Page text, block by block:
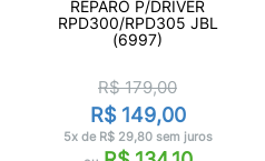
REPARO P/DRIVER
RPD300/RPD305 JBL
(6997)
R$ 179,00
R$ 149,00
5x de R$ 29,80 sem juros